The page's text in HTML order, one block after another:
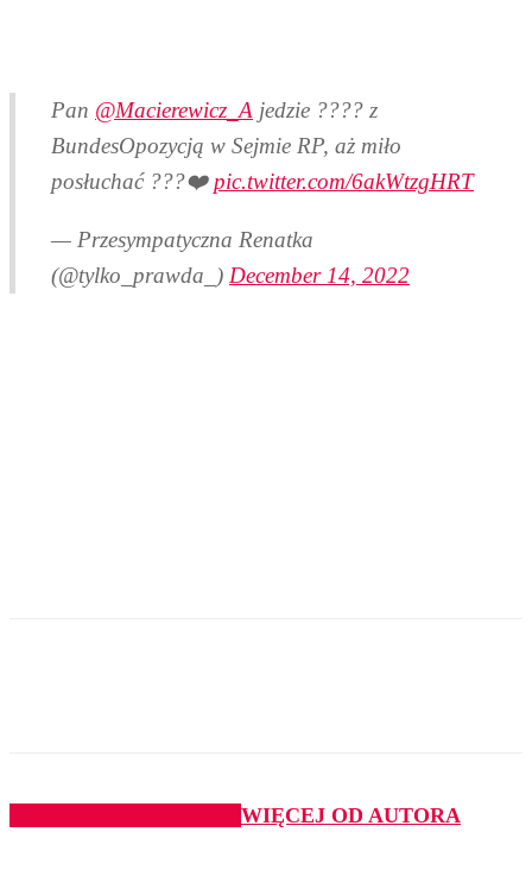
Pan @Macierewicz_A jedzie ???? z
BundesOpozycją w Sejmie RP, aż miło
posłuchać ???❤️ pic.twitter.com/6akWtzgHRT
— Przesympatyczna Renatka
(@tylko_prawda_) December 14, 2022
WIĘCEJ OD AUTORA